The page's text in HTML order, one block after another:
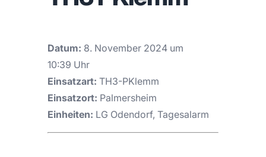
Datum: 8. November 2024 um
10:39 Uhr
Einsatzart: TH3-PKlemm
Einsatzort: Palmersheim
Einheiten: LG Odendorf, Tagesalarm